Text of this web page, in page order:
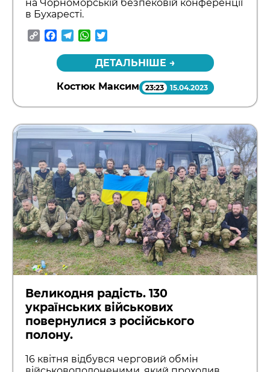
на Чорноморській безпековій конференції
в Бухаресті.
CopyFacebook
TelegramWhatsApp
ДЕТАЛЬНІШЕ →
Костюк Максим 23:23 15.04.2023
Великодня радість. 130
українських військових
повернулися з російського
полону.
16 квітня відбувся черговий обмін